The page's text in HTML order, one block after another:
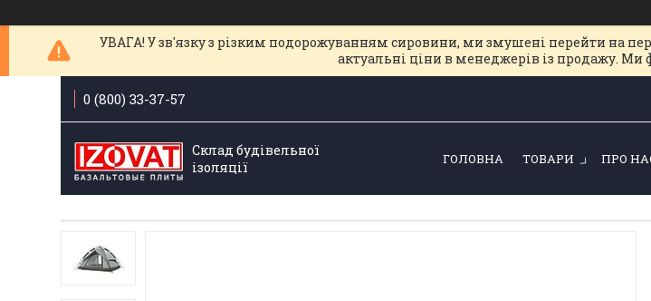
УВАГА! У зв'язку з різким подорожуванням сировини, ми змушені перейти на
актуальні ціни в менеджерів із продажу.
0 (800) 33-37-57
Склад будівельної
ізоляції
ГОЛОВНА ТОВАРИ ПРО